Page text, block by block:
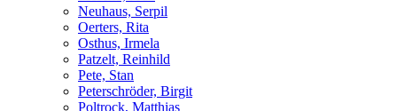
Neuhaus, Serpil
Oerters, Rita
Osthus, Irmela
Patzelt, Reinhild
Pete, Stan
Peterschröder, Birgit
Poltrock, Matthias